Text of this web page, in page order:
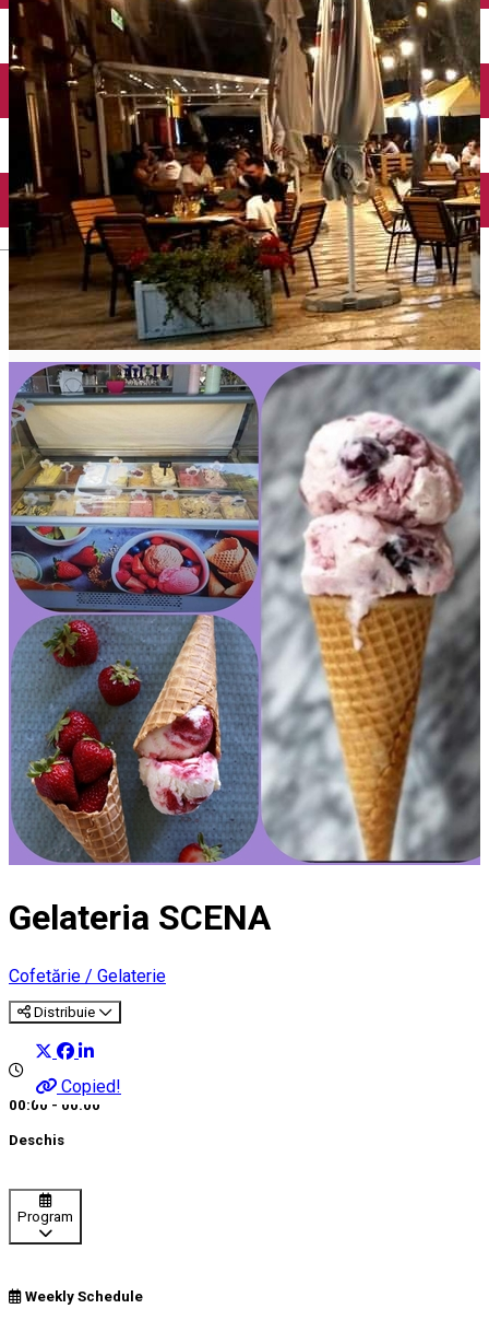
Închirieri auto
Închirieri biciclete
Încărcare vehicule electrice
Gelateria SCENA
Cofetărie / Gelaterie
Distribuie
Copied!
00:00 - 00:00
Deschis
Program
Weekly Schedule